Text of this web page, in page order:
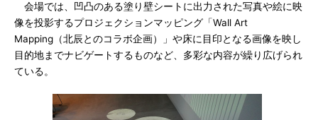
会場では、凹凸のある塗り壁シートに出力された写真や絵に映
像を投影するプロジェクションマッピング「Wall Art
Mapping（北辰とのコラボ企画）」や床に目印となる画像を映し
目的地までナビゲートするものなど、多彩な内容が繰り広げられ
ている。